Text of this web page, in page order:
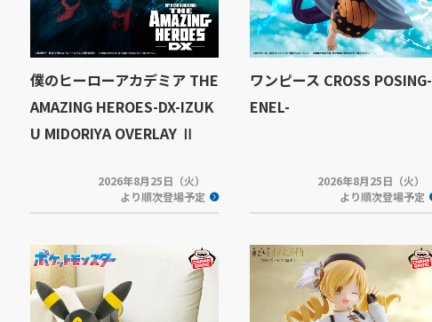
僕のヒーローアカデミア THE
AMAZING HEROES-DX-IZUK
U MIDORIYA OVERLAY Ⅱ
2026年8月25日（火）
より順次登場予定
ワンピース CROSS POSING-
ENEL-
2026年8月25日（火）
より順次登場予定